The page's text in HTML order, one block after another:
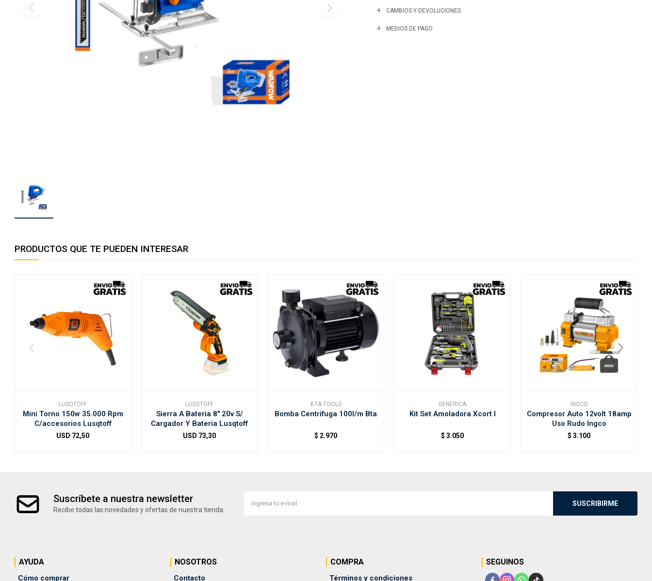
CAMBIOS Y DEVOLUCIONES
MEDIOS DE PAGO
PRODUCTOS QUE TE PUEDEN INTERESAR
LUSQTOFF
Mini Torno 150w 35.000 Rpm
C/accesorios Lusqtoff
USD 72,50
LUSQTOFF
Sierra A Bateria 8" 20v S/
Cargador Y Bateria Lusqtoff
USD 73,30
BTA TOOLS
Bomba Centrifuga 100l/m Bta
$ 2.970
GENERICA
Kit Set Amoladora Xcort I
$ 3.050
INGCO
Compresor Auto 12volt 18amp
Uso Rudo Ingco
$ 3.100
Suscríbete a nuestra newsletter
Recibe todas las novedades y ofertas de nuestra tienda.
SUSCRIBIRME
AYUDA
Cómo comprar
NOSOTROS
Contacto
COMPRA
Términos y condiciones
SEGUINOS